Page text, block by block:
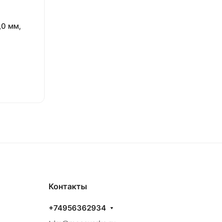
мм,
Контакты
+74956362934